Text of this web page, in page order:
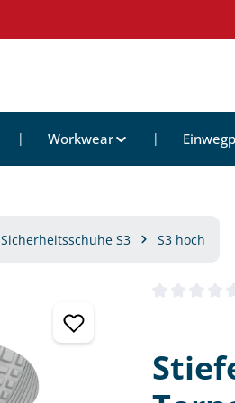
Workwear
Sicherheitsschuhe S3 S3 hoch